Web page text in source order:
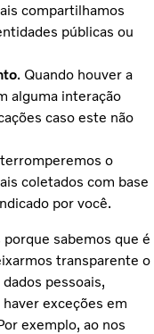
compartilhamos
públicas ou
. Quando houver a
alguma interação
caso este não
o
coletados com base
por você.
sabemos que é
transparente o
pessoais,
exceções em
exemplo, ao nos